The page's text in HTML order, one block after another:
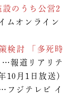
のうち公営2
ムオンライン
検討 「多死時
…報道リアリテ
10月1日放送）
フジテレビ イ